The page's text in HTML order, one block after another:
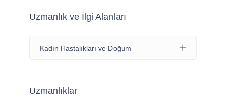
Uzmanlık ve İlgi Alanları
Kadın Hastalıkları ve Doğum
Uzmanlıklar